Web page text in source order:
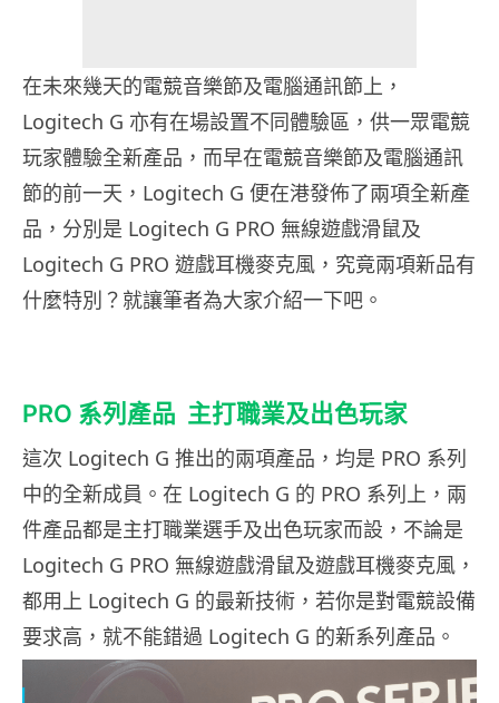
在未來幾天的電競音樂節及電腦通訊節上，
Logitech G 亦有在場設置不同體驗區，供一眾電競
玩家體驗全新產品，而早在電競音樂節及電腦通訊
節的前一天，Logitech G 便在港發佈了兩項全新產
品，分別是 Logitech G PRO 無線遊戲滑鼠及
Logitech G PRO 遊戲耳機麥克風，究竟兩項新品有
什麼特別？就讓筆者為大家介紹一下吧。
PRO 系列產品 主打職業及出色玩家
這次 Logitech G 推出的兩項產品，均是 PRO 系列
中的全新成員。在 Logitech G 的 PRO 系列上，兩
件產品都是主打職業選手及出色玩家而設，不論是
Logitech G PRO 無線遊戲滑鼠及遊戲耳機麥克風，
都用上 Logitech G 的最新技術，若你是對電競設備
要求高，就不能錯過 Logitech G 的新系列產品。